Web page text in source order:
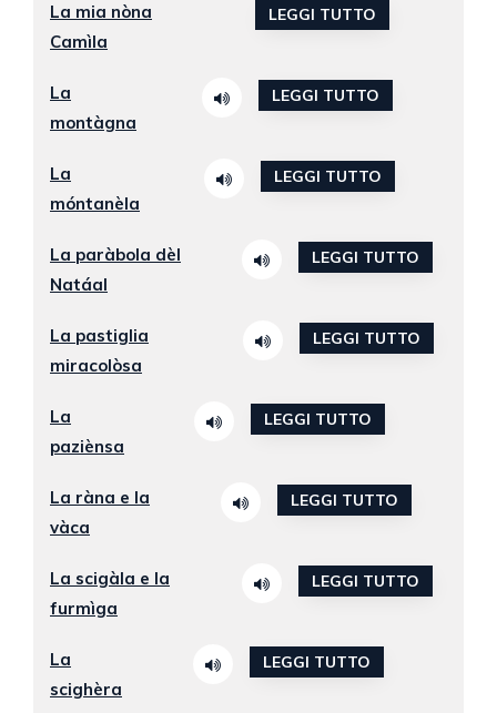
La mia nòna
Camìla
LEGGI TUTTO
La
montàgna
LEGGI TUTTO
La
móntanèla
LEGGI TUTTO
La paràbola dèl
Natáal
LEGGI TUTTO
La pastiglia
miracolòsa
LEGGI TUTTO
La
paziènsa
LEGGI TUTTO
La ràna e la
vàca
LEGGI TUTTO
La scigàla e la
furmìga
LEGGI TUTTO
La
scighèra
LEGGI TUTTO